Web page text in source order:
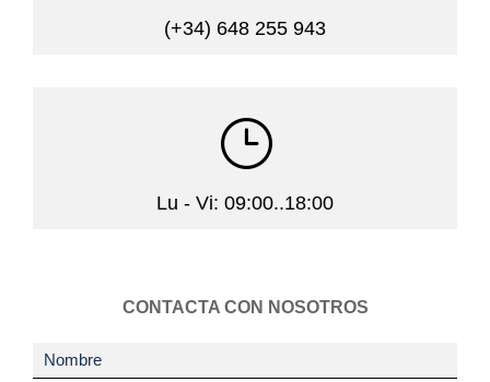
(+34) 648 255 943
}
Lu - Vi: 09:00..18:00
CONTACTA CON NOSOTROS